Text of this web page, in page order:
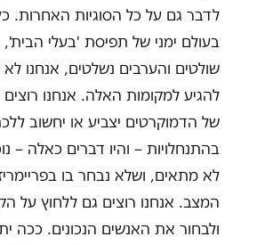
לדבר גם על כל הסוגיות האחרות.
בעולם ימני של תפיסת 'בעלי הבית',
שולטים והערבים נשלטים, אנחנו לא
להגיע למקומות האלה. אנחנו
של הדמוקרטים יצביע או יחשוב
בהתנחלויות – והיו דברים כאלה –
לא מתאים, ושלא נבחר בו
המצב. אנחנו רוצים גם ללחוץ על
ולבחור את האנשים הנכונים. ככה